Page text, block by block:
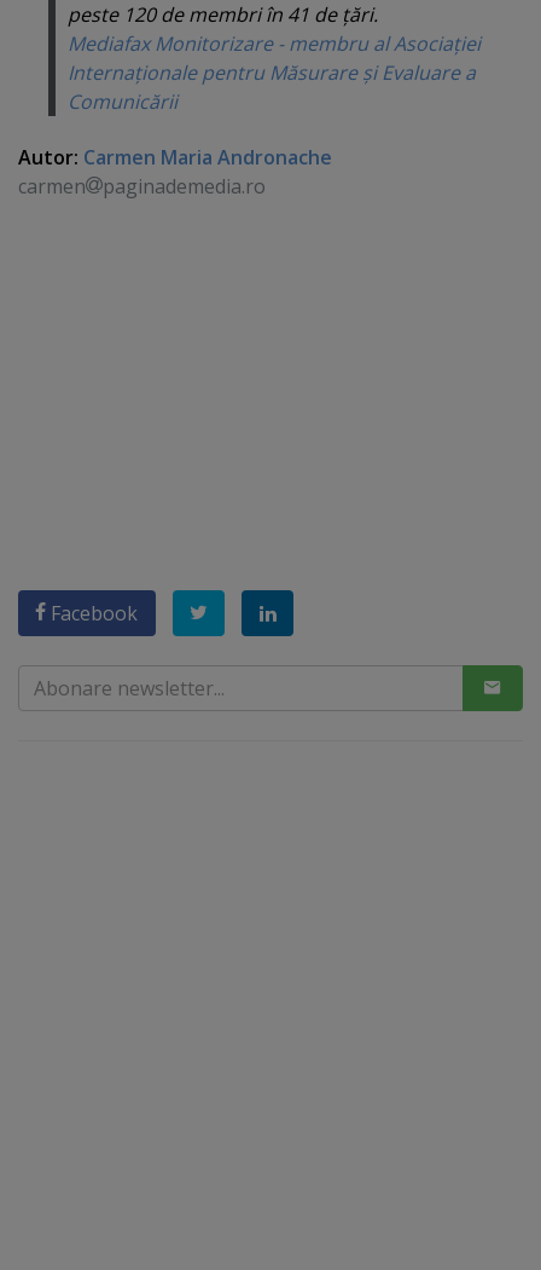
peste 120 de membri în 41 de ţări.
Mediafax Monitorizare - membru al Asociaţiei
Internaţionale pentru Măsurare şi Evaluare a
Comunicării
Autor: Carmen Maria Andronache
carmen
paginademedia.ro
Facebook